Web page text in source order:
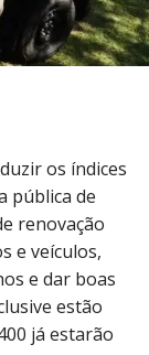
os índices
pública de
renovação
e veículos,
e dar boas
estão
já estarão